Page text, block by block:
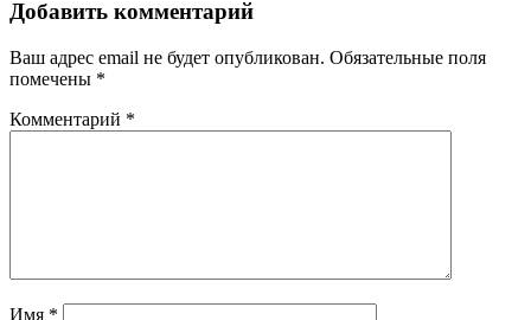
Добавить комментарий
Ваш адрес email не будет опубликован. Обязательные поля
помечены *
Комментарий *
Имя *